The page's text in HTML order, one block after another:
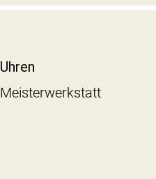
Uhren
Meisterwerkstatt